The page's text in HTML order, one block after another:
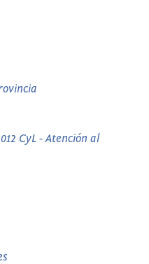
CyL - Atención al